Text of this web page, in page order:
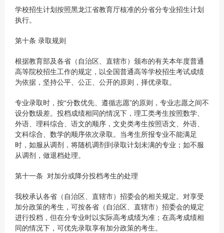
学校招生计划按照黑龙江省教育厅核准的分省分专业招生计划
执行。
第十条 录取规则
根据教育部及各省（自治区、直辖市）颁布的有关本年度普通
高等院校招生工作的规定，以全国普通高等学校招生考试成绩
为依据，坚持公平、公正、公开的原则，择优录取。
专业录取时，按“分数优先、遵循志愿”的原则，专业志愿之间不
设分数级差。投档成绩相同的情况下，理工类考生按照数学、
外语、理科综合、语文的顺序，文史类考生按照语文、外语、
文科综合、数学的顺序依次录取。当考生所报专业不能满足
时，如服从调剂，将随机调剂到录取计划未满的专业；如不服
从调剂，做退档处理。
第十一条 对加分或降分投档考生的处理
我校承认各省（自治区、直辖市）招委会的相关规定。对享受
加分政策的考生，可按各省（自治区、直辖市）招委会的规定
进行投档，但在分专业时以实际高考成绩为准；在高考成绩相
同的情况下，可优先录取享有加分政策的考生。